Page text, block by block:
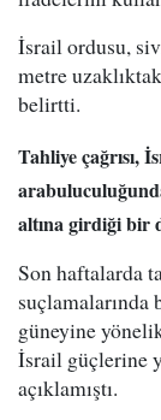
İsrail ordusu,
metre
belirtti.
Tahliye çağrısı,
altına girdiği bir
Son haftalarda
suçlamalarında
güneyine
İsrail güçlerine
açıklamıştı.